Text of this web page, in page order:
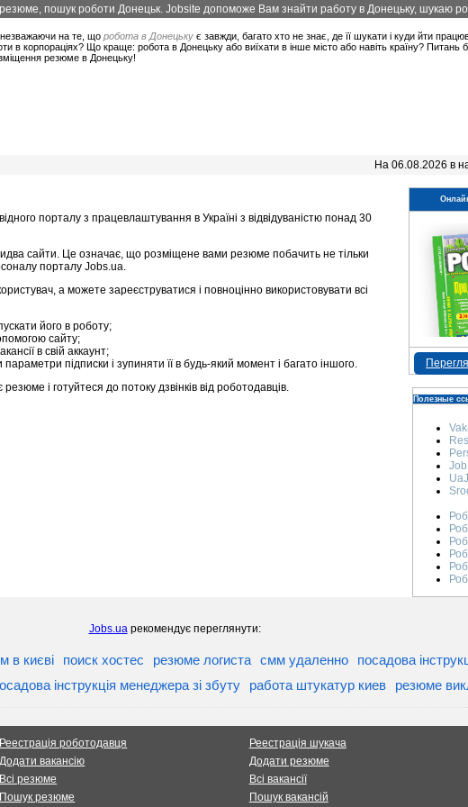
пошук роботи Донецьк. Jobsite допоможе Вам знайти работу в Донецьку, шукаю
незважаючи на те, що робота в Донецьку є завжди, багато хто не знає, де її шукати і куди йти
в корпораціях? Що краще: робота в Донецьку або виїхати в інше місто або навіть країну? Питань
резюме в Донецьку!
На 06.08.2026 в
порталу з працевлаштування в Україні з відвідуваністю понад 30
сайти. Це означає, що розміщене вами резюме побачить не тільки
порталу Jobs.ua.
а можете зареєструватися і повноцінно використовувати всі
його в роботу;
сайту;
в свій аккаунт;
підписки і зупиняти її в будь-який момент і багато іншого.
і готуйтеся до потоку дзвінків від роботодавців.
Полезные
Jobs.uaрекомендує переглянути:
в києві поиск хостес резюме логиста смм удаленно
посадова
інструкція менеджера зі збуту работа штукатур киев резюме
Реестрація роботодавця
Додати вакансію
Всі резюме
Пошук резюме
Реестрація шукача
Додати резюме
Всі вакансії
Пошук вакансій